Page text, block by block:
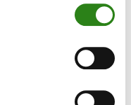
fondo. Lo que sí
de inversión